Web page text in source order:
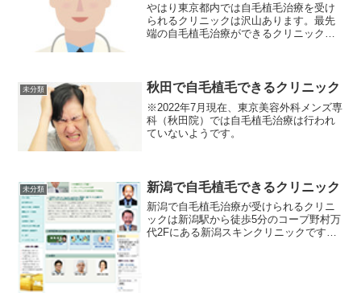
やはり東京都内では自毛植毛治療を受け
られるクリニックは沢山あります。最先
端の自毛植毛治療ができるクリニックも
ンセリングを受けられるの...
未分類 秋田で自毛植毛できるクリニック
※2022年7月現在、東京美容外科メンズ専
科（秋田院）では自毛植毛治療は行われ
ていないようです。
未分類 新潟で自毛植毛できるクリニック
新潟で自毛植毛治療が受けられるクリニ
ックは新潟駅から徒歩5分のコープ野村万
代2Fにある新潟スキンクリニックです。